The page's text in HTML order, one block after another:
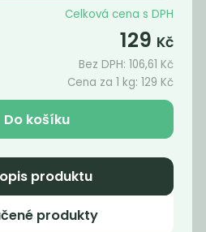
Prací gel
sensitive
169Kč/ Kg
Celková cena s DPH
129 Kč
Bez DPH:106,61 Kč
Cena za 1 kg:129 Kč
Do košíku
produktu
produkty